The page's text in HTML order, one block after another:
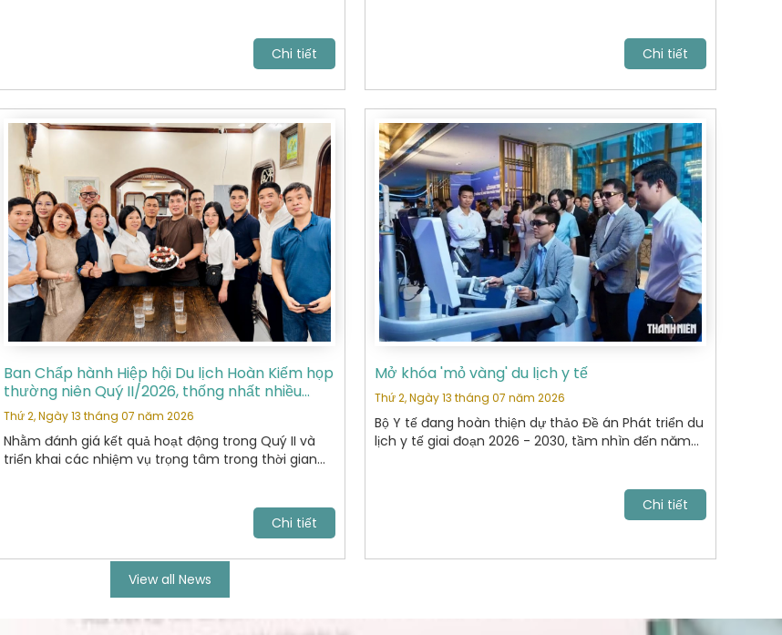
tưởng niệm các Anh hùng Liệt sĩ tại Nghĩa trang Liệt
sĩ Quốc gia Vị Xuyên, tỉnh Tuyên Quang – nơi yên
Chi tiết
các Dân tộc Việt Nam do Sở Du lịch tổ chức.Chi tiết
Ban Chấp hành Hiệp hội Du lịch Hoàn Kiếm họp
thường niên Quý II/2026, thống nhất nhiều
nhiệm vụ trọng tâm
Thứ 2, Ngày 13 tháng 07 năm 2026
Nhằm đánh giá kết quả hoạt động trong Quý II và
triển khai các nhiệm vụ trọng tâm trong thời gian
tham dự của các Ủy viên Ban Chấp hành và đại
Chi tiết
Mở khóa 'mỏ vàng' du lịch y tế
Thứ 2, Ngày 13 tháng 07 năm 2026
Bộ Y tế đang hoàn thiện dự thảo Đề án Phát triển du
lịch y tế giai đoạn 2026 - 2030, tầm nhìn đến năm
vực Đông Nam Á và vươn lên nhóm dẫn đầu châu
Chi tiết
View all News